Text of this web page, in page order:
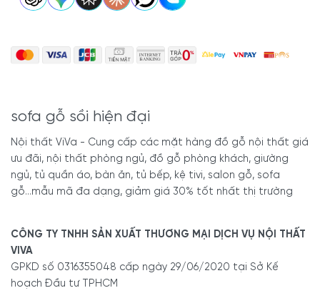
sofa gỗ sồi hiện đại
Nội thất ViVa - Cung cấp các mặt hàng đồ gỗ nội thất giá
ưu đãi, nội thất phòng ngủ, đồ gỗ phòng khách, giường
ngủ, tủ quần áo, bàn ăn, tủ bếp, kệ tivi, salon gỗ, sofa
gỗ...mẫu mã đa dạng, giảm giá 30% tốt nhất thị trường
CÔNG TY TNHH SẢN XUẤT THƯƠNG MẠI DỊCH VỤ NỘI THẤT
VIVA
GPKD số 0316355048 cấp ngày 29/06/2020 tại Sở Kế
hoạch Đầu tư TPHCM